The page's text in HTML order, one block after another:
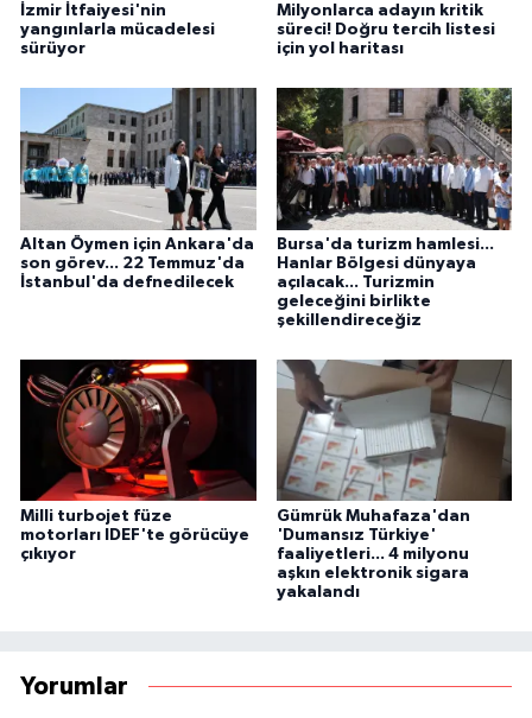
İzmir İtfaiyesi'nin
yangınlarla mücadelesi
sürüyor
Milyonlarca adayın kritik
süreci! Doğru tercih listesi
için yol haritası
Altan Öymen için Ankara'da
son görev... 22 Temmuz'da
İstanbul'da defnedilecek
Bursa'da turizm hamlesi...
Hanlar Bölgesi dünyaya
açılacak... Turizmin
geleceğini birlikte
şekillendireceğiz
Milli turbojet füze
motorları IDEF'te görücüye
çıkıyor
Gümrük Muhafaza'dan
'Dumansız Türkiye'
faaliyetleri... 4 milyonu
aşkın elektronik sigara
yakalandı
Yorumlar